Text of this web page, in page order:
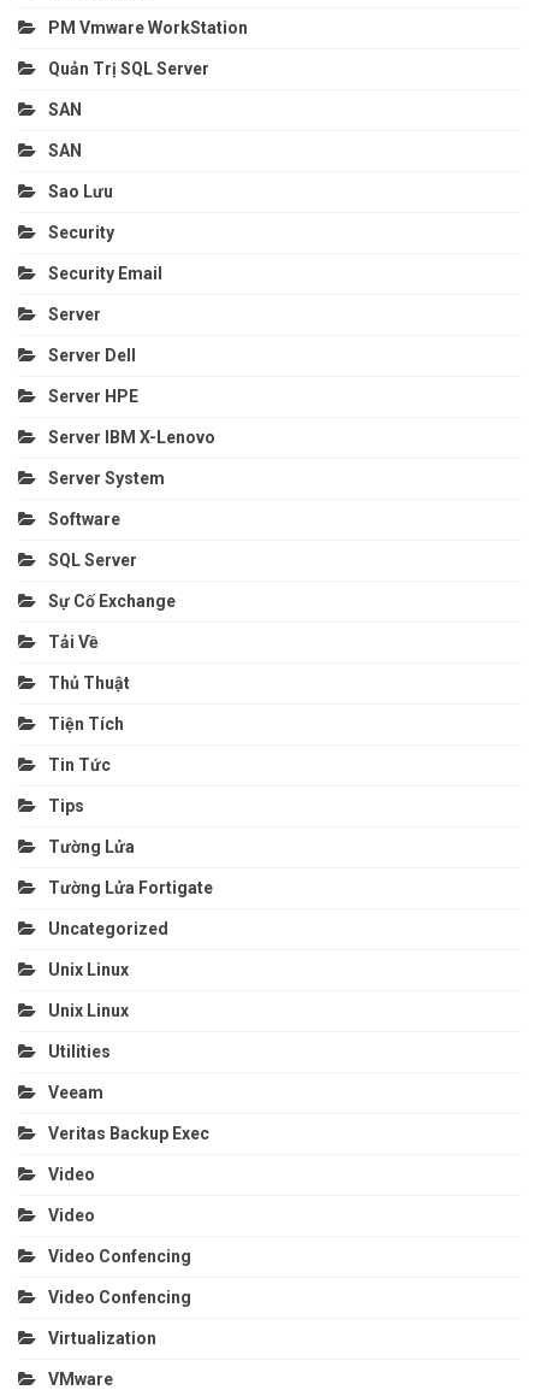
PM Vmware WorkStation
Quản Trị SQL Server
SAN
SAN
Sao Lưu
Security
Security Email
Server
Server Dell
Server HPE
Server IBM X-Lenovo
Server System
Software
SQL Server
Sự Cố Exchange
Tải Về
Thủ Thuật
Tiện Tích
Tin Tức
Tips
Tường Lửa
Tường Lửa Fortigate
Uncategorized
Unix Linux
Unix Linux
Utilities
Veeam
Veritas Backup Exec
Video
Video
Video Confencing
Video Confencing
Virtualization
VMware